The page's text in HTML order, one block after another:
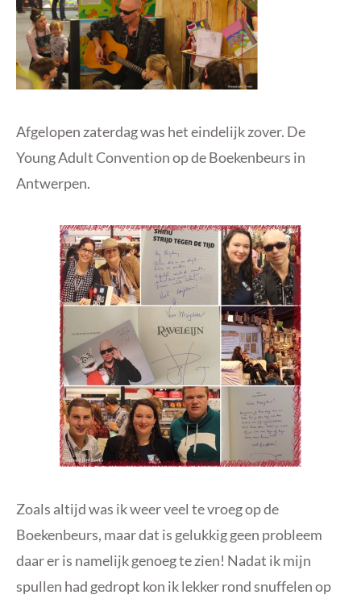
Afgelopen zaterdag was het eindelijk zover. De
Young Adult Convention op de Boekenbeurs in
Antwerpen.
Zoals altijd was ik weer veel te vroeg op de
Boekenbeurs, maar dat is gelukkig geen probleem
daar er is namelijk genoeg te zien! Nadat ik mijn
spullen had gedropt kon ik lekker rond snuffelen op